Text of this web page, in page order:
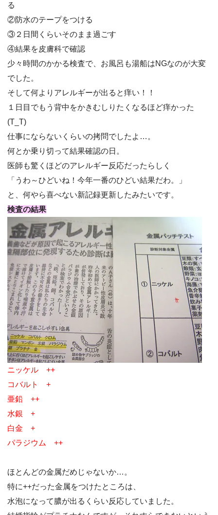
る
②防水のテープをつける
③２日間くらいそのまま過ごす
④結果を皮膚科で確認
少々時間のかかる検査で、お風呂も湯船はNGなのが大変
でした。
そして何よりアレルギーが出ると痒い！！
１日目でもう背中をかきむしりたくなるほど痒かった
(T_T)
仕事にならないくらいの拷問でしたよ…。
何とか乗り切って結果確認の日。
医師も驚くほどのアレルギー反応だったらしく
「うわ～ひどいね！今年一番のひどい結果だわ。」
と、何やら喜べない新記録更新したみたいです。
検査の結果
ニッケル ++
コバルト +
亜鉛 ++
水銀 +
白金 +
パラジウム ++
ほとんどの金属だめじゃないか…。
特に++だった金属をつけたところは、
水泡になって膿が出るくらい反応していました。